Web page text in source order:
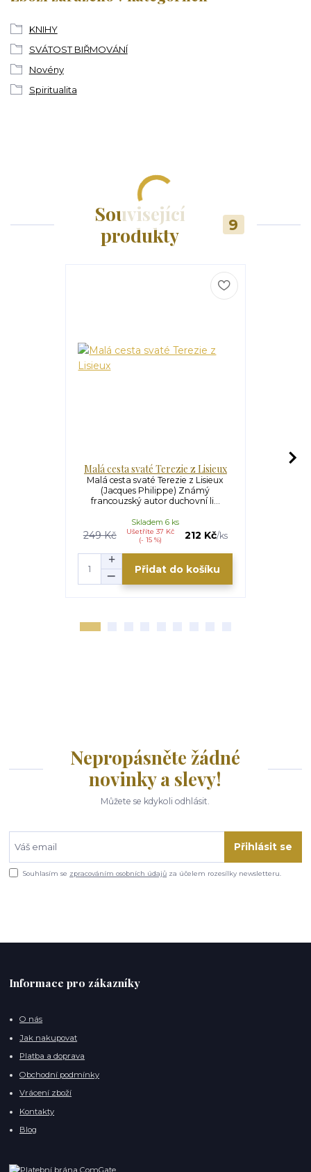
KNIHY
SVÁTOST BIŘMOVÁNÍ
Novény
Spiritualita
Související
produkty
9
Malá cesta svaté Terezie z Lisieux
Malá cesta svaté Terezie z Lisieux
(Jacques Philippe) Známý
francouzský autor duchovní li...
249 Kč
Ušetříte 37 Kč
(- 15 %)
212 Kč/ks
Skladem 6 ks
Přidat do košíku
Nepropásněte žádné
novinky a slevy!
Můžete se kdykoli odhlásit.
Přihlásit se
Souhlasím se zpracováním osobních údajů za účelem rozesílky newsletteru.
Informace pro zákazníky
O nás
Jak nakupovat
Platba a doprava
Obchodní podmínky
Vrácení zboží
Kontakty
Blog